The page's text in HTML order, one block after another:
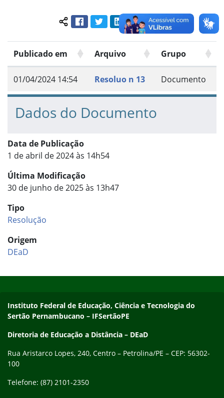
Compartilhar conteúdo:
FacebookTwitterLinkedInPinterestWhatsApp
Publicado em Arquivo Grupo
01/04/2024 14:54 Resoluo n 13 Documento
Dados do Documento
Data de Publicação
1 de abril de 2024 às 14h54
Última Modificação
30 de junho de 2025 às 13h47
Tipo
Resolução
Origem
DEaD
Endereço
Instituto Federal de Educação, Ciência e Tecnologia do
Sertão Pernambucano – IFSertãoPE
Diretoria de Educação a Distância – DEaD
Rua Aristarco Lopes, 240, Centro – Petrolina/PE – CEP: 56302-
100
Telefone: (87) 2101-2350